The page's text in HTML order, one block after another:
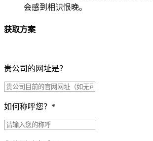
会感到相识恨晚。
获取方案
贵公司的网址是？
如何称呼您？ *